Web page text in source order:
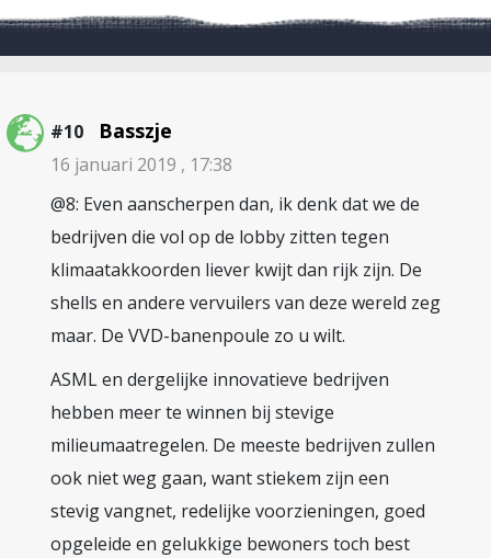
#10 Basszje
16 januari 2019 , 17:38
@8: Even aanscherpen dan, ik denk dat we de
bedrijven die vol op de lobby zitten tegen
klimaatakkoorden liever kwijt dan rijk zijn. De
shells en andere vervuilers van deze wereld zeg
maar. De VVD-banenpoule zo u wilt.
ASML en dergelijke innovatieve bedrijven
hebben meer te winnen bij stevige
milieumaatregelen. De meeste bedrijven zullen
ook niet weg gaan, want stiekem zijn een
stevig vangnet, redelijke voorzieningen, goed
opgeleide en gelukkige bewoners toch best